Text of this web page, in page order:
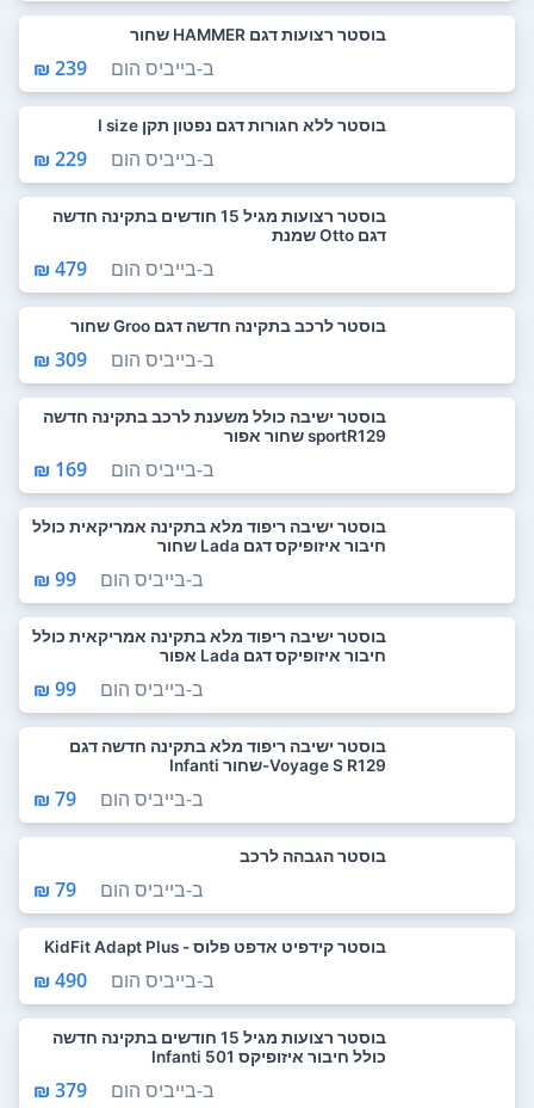
בוסטר רצועות דגם HAMMER שחור
ב-בייביס הום 239 ₪
בוסטר ללא חגורות דגם נפטון תקן I size
ב-בייביס הום 229 ₪
בוסטר רצועות מגיל 15 חודשים בתקינה חדשה
דגם Otto שמנת
ב-בייביס הום 479 ₪
בוסטר לרכב בתקינה חדשה דגם Groo שחור
ב-בייביס הום 309 ₪
בוסטר ישיבה כולל משענת לרכב בתקינה חדשה
sportR129 שחור אפור
ב-בייביס הום 169 ₪
בוסטר ישיבה ריפוד מלא בתקינה אמריקאית כולל
חיבור איזופיקס דגם Lada שחור
ב-בייביס הום 99 ₪
בוסטר ישיבה ריפוד מלא בתקינה אמריקאית כולל
חיבור איזופיקס דגם Lada אפור
ב-בייביס הום 99 ₪
בוסטר ישיבה ריפוד מלא בתקינה חדשה דגם
Voyage S R129-שחור Infanti
ב-בייביס הום 79 ₪
בוסטר הגבהה לרכב
ב-בייביס הום 79 ₪
בוסטר קידפיט אדפט פלוס - KidFit Adapt Plus
ב-בייביס הום 490 ₪
בוסטר רצועות מגיל 15 חודשים בתקינה חדשה
כולל חיבור איזופיקס 501 Infanti
ב-בייביס הום 379 ₪